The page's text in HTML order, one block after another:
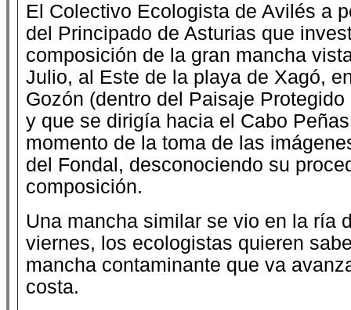
El Colectivo Ecologista de Avilés a
del Principado de Asturias que
composición de la gran mancha
Julio, al Este de la playa de Xagó,
Gozón (dentro del Paisaje
y que se dirigía hacia el Cabo
momento de la toma de las
del Fondal, desconociendo su
composición.
Una mancha similar se vio en la ría
viernes, los ecologistas quieren
mancha contaminante que va
costa.